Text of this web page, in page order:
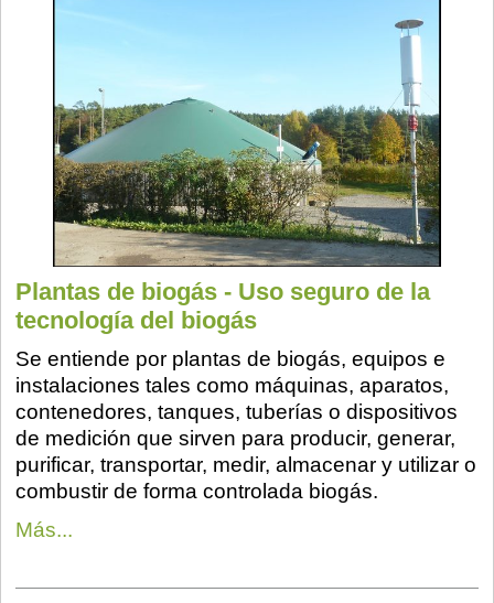
Plantas de biogás - Uso seguro de la
tecnología del biogás
Se entiende por plantas de biogás, equipos e
instalaciones tales como máquinas, aparatos,
contenedores, tanques, tuberías o dispositivos
de medición que sirven para producir, generar,
purificar, transportar, medir, almacenar y utilizar o
combustir de forma controlada biogás.
Más...